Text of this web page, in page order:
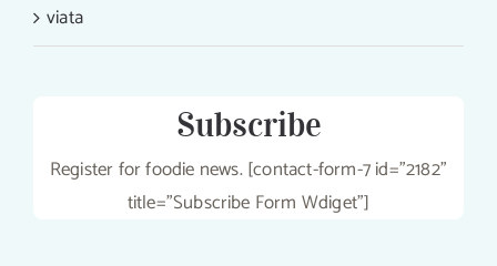
viata
Subscribe
Register for foodie news. [contact-form-7 id="2182"
title="Subscribe Form Wdiget"]